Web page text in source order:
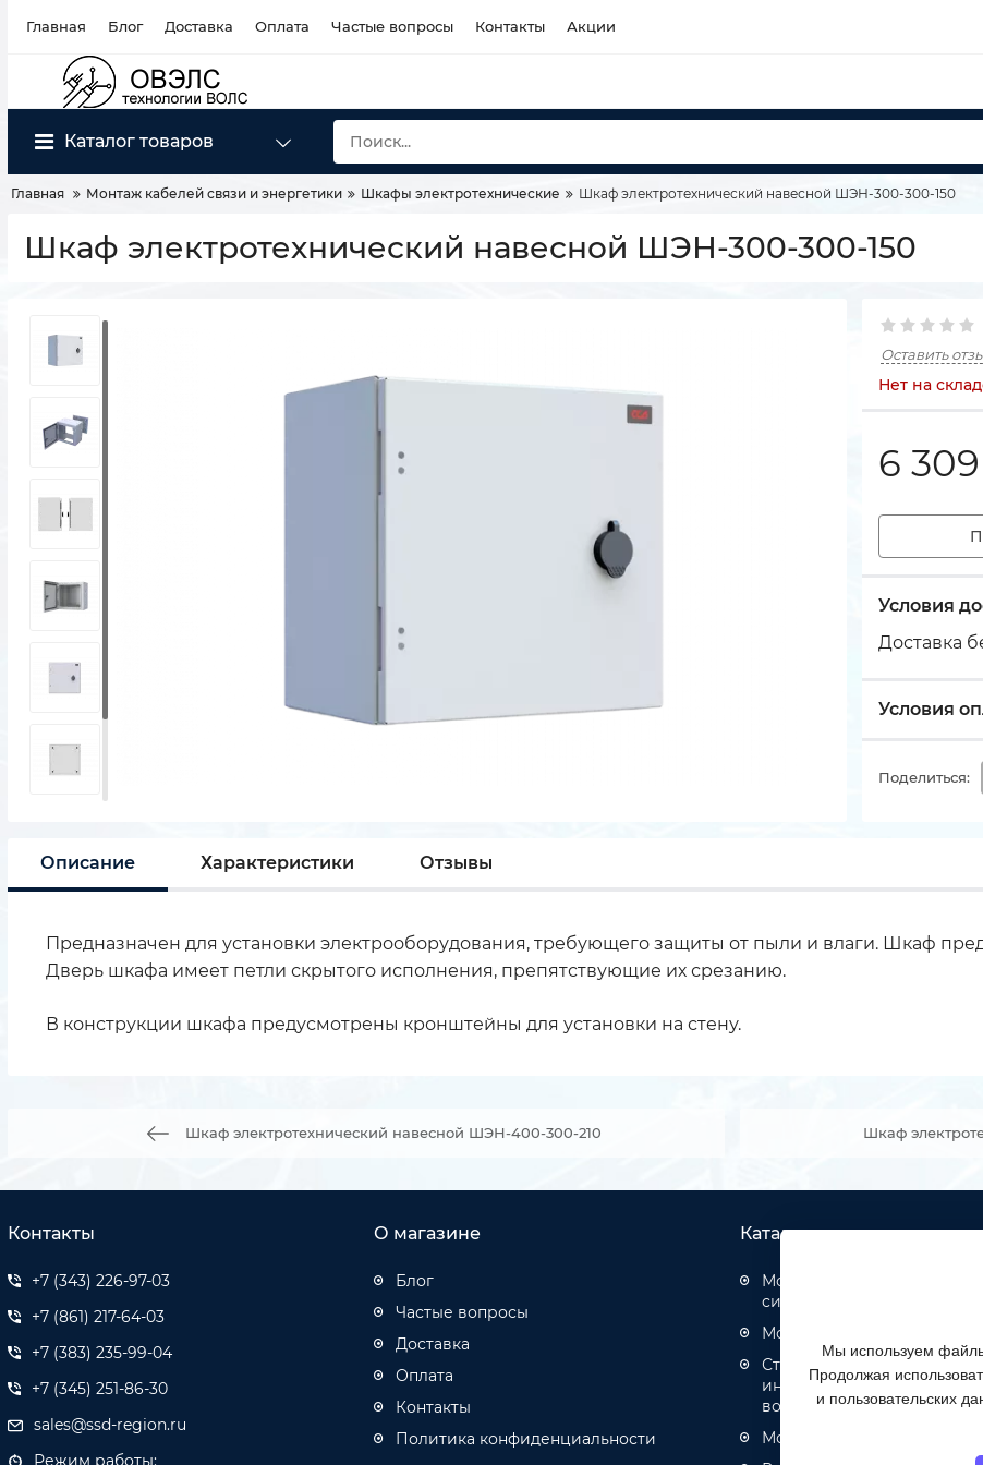
Главная Блог Доставка Оплата Частые вопросы Контакты Акции
Каталог товаров
Главная Монтаж кабелей связи и энергетики Шкафы электротехнические Шкаф электротехнический навесной ШЭН-300-300-150
Шкаф электротехнический навесной ШЭН-300-300-150
Оставить
Нет на
6 309
Условия
Доставка
Условия
Поделиться:
Описание Характеристики Отзывы
Предназначен для установки электрооборудования, требующего защиты от пыли и влаги. Шкаф
Дверь шкафа имеет петли скрытого исполнения, препятствующие их срезанию.
В конструкции шкафа предусмотрены кронштейны для установки на стену.
Шкаф электротехнический навесной ШЭН-400-300-210 Шкаф
Контакты
+7 (343) 226-97-03
+7 (861) 217-64-03
+7 (383) 235-99-04
+7 (345) 251-86-30
sales@ssd-region.ru
Режим работы:
О магазине
Блог
Частые вопросы
Доставка
Оплата
Контакты
Политика конфиденциальности
Каталог товаров
Монтаж
систем
Монтаж оптических
Строительство инженерной
инфраструктуры связи,
водоотведения
Монтаж кабелей связи и
Мы используем
Продолжая
и пользовательских